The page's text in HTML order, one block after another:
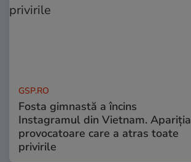
GSP.RO
Fosta gimnastă a încins
Instagramul din Vietnam. Apariția
provocatoare care a atras toate
privirile